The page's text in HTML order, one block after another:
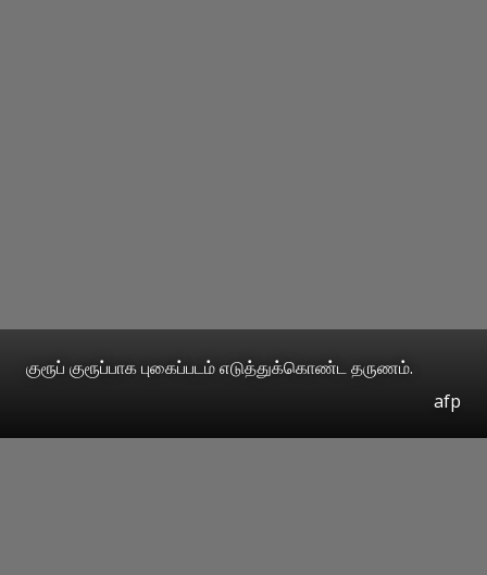
குரூப் குரூப்பாக புகைப்படம் எடுத்துக்கொண்ட தருணம்.
afp